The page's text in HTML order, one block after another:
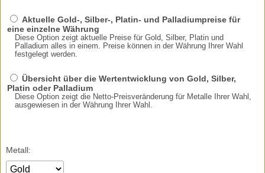
Aktuelle Gold-, Silber-, Platin- und Palladiumpreise für
eine einzelne Währung
Diese Option zeigt aktuelle Preise für Gold, Silber, Platin und
Palladium alles in einem. Preise können in der Währung Ihrer Wahl
festgelegt werden.
Übersicht über die Wertentwicklung von Gold, Silber,
Platin oder Palladium
Diese Option zeigt die Netto-Preisveränderung für Metalle Ihrer Wahl,
ausgewiesen in der Währung Ihrer Wahl.
Metall: